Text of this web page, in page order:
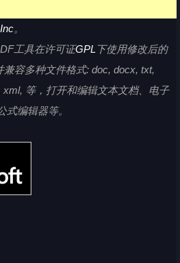
。
工具在许可证GPL 下使用修改后的
兼容多种文件格式: doc, docx, txt,
等，打开和编辑文本文档、电子
式编辑器等。